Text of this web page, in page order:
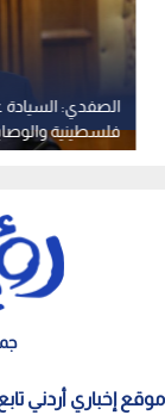
الصفدي:
فلسطينية
و"إسرائيل" تدفع
موقع إخباري أردني تابع